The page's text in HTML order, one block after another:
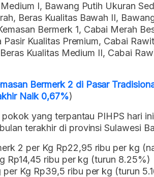
I, Bawang Putih Ukuran
Beras Kualitas Bawah II,
Bermerk 1, Cabai Merah
Kualitas Premium, Cabai
Kualitas Medium II, Cabai
Bermerk 2 di Pasar
Naik 0,67%)
yang terpantau PIHPS hari
terakhir di provinsi Sulawesi
2 per Kg Rp22,95 ribu per kg
Rp14,45 ribu per kg (turun 8.25%)
Kg Rp39,5 ribu per kg (turun